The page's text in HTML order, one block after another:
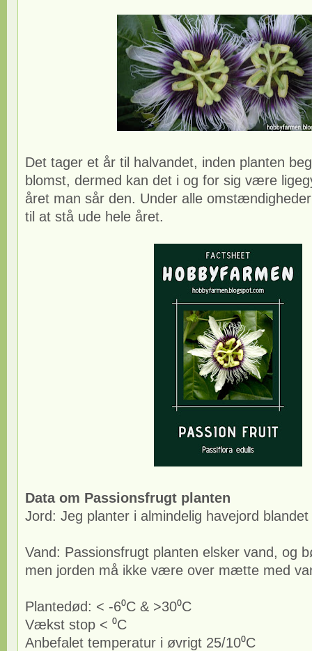
Det tager et år til halvandet, inden planten
blomst, dermed kan det i og for sig være
året man sår den. Under alle
til at stå ude hele året.
Data om Passionsfrugt planten
Jord: Jeg planter i almindelig havejord
Vand: Passionsfrugt planten elsker vand, og
men jorden må ikke være over mætte med
Plantedød: < -6⁰C & >30⁰C
Vækst stop < ⁰C
Anbefalet temperatur i øvrigt 25/10⁰C